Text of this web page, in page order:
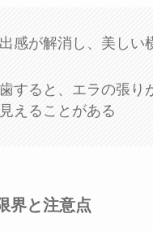
感が解消し、美しい
すると、エラの張り
えることがある
界と注意点